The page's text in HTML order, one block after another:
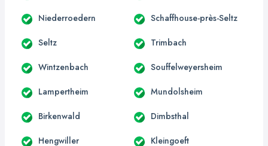
Niederroedern Schaffhouse-près-Seltz
Seltz Trimbach
Wintzenbach Souffelweyersheim
Lampertheim Mundolsheim
Birkenwald Dimbsthal
Hengwiller Kleingoeft